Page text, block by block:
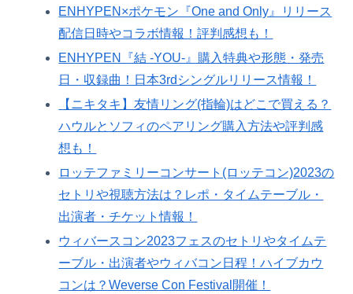
ENHYPEN×ポケモン『One and Only』リリース
配信日時やコラボ情報！評判感想も！
ENHYPEN『結 -YOU-』購入特典や形態・発売
日・収録曲！日本3rdシングルリリース情報！
【ニキタキ】友情リング(指輪)はどこで買える？
ハウルとソフィのペアリング購入方法や評判感
想も！
ロッテファミリーコンサート(ロッテコン)2023の
セトリや視聴方法は？レポ・タイムテーブル・
出演者・チケット情報！
ウィバースコン2023フェスのセトリやタイムテ
ーブル・出演者やウィバコン日程！ハイブカウ
コンは？Weverse Con Festival開催！